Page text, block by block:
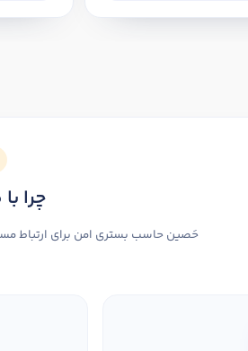
چرا
حَصین حاسب بستری امن برای ارتباط